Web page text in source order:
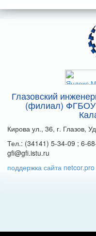
Глазовский
(филиал)
Кирова ул., 36, г. Глазов,
Тел.: (34141) 5-34-09 ; 6-
gfi@gfi.istu.ru
поддержка сайта netcor.pro